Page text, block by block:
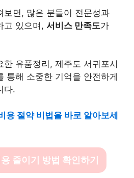
보면, 많은 분들이 전문성과
고 있으며, 서비스 만족도가
한 유품정리, 제주도 서귀포시
통해 소중한 기억을 안전하게
다.
용 절약 비법을 바로 알아보세
줄이기 방법 확인하기